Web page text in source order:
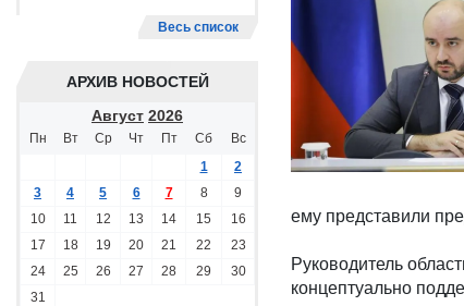
Весь список
АРХИВ НОВОСТЕЙ
Август 2026
Пн Вт Ср Чт Пт Сб
Вс
1
2
3
4 5 6 7 8
9
10
11 12 13 14 15
16
17
18 19 20 21 22
23
24
25 26 27 28 29
30
31
ему представили
Руководитель
концептуально